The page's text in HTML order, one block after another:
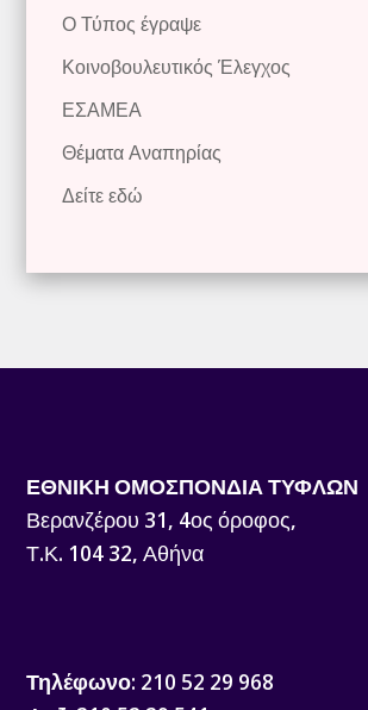
Ο Τύπος έγραψε
Κοινοβουλευτικός Έλεγχος
ΕΣΑΜΕΑ
Θέματα Αναπηρίας
Δείτε εδώ
ΕΘΝΙΚΗ ΟΜΟΣΠΟΝΔΙΑ ΤΥΦΛΩΝ
Βερανζέρου 31, 4ος όροφος,
Τ.Κ. 104 32, Αθήνα
Τηλέφωνο: 210 52 29 968